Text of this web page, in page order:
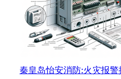
秦皇岛怡安消防:火灾报